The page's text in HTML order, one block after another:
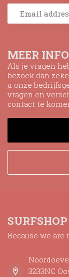
MEER
Als je vragen
bezoek dan
u onze
vragen en
contact te
Because we are
3233NC